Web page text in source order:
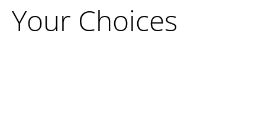
Your Choices